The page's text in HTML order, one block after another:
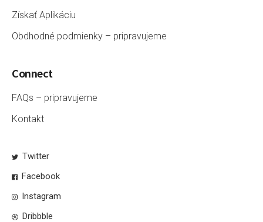
Získať Aplikáciu
Obdhodné podmienky – pripravujeme
Connect
FAQs – pripravujeme
Kontakt
Twitter
Facebook
Instagram
Dribbble